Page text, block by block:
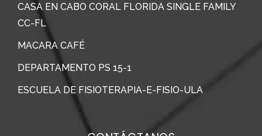
CASA EN CABO CORAL FLORIDA SINGLE FAMILY
CC-FL
MACARA CAFÉ
DEPARTAMENTO PS 15-1
ESCUELA DE FISIOTERAPIA-E-FISIO-ULA